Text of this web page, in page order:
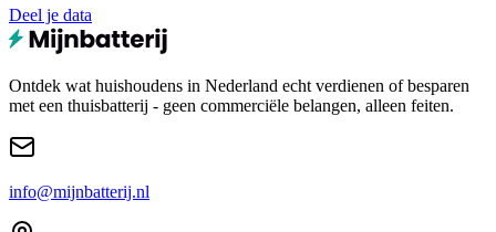
Deel je data
Ontdek wat huishoudens in Nederland echt verdienen of besparen
met een thuisbatterij - geen commerciële belangen, alleen feiten.
info@mijnbatterij.nl